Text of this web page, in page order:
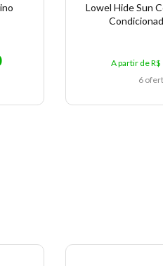
Lowel Hide Sun
A partir de R$
6